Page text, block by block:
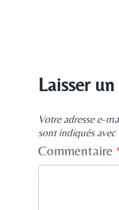
Laisser
Votre adresse e-
sont indiqués avec
Commentaire